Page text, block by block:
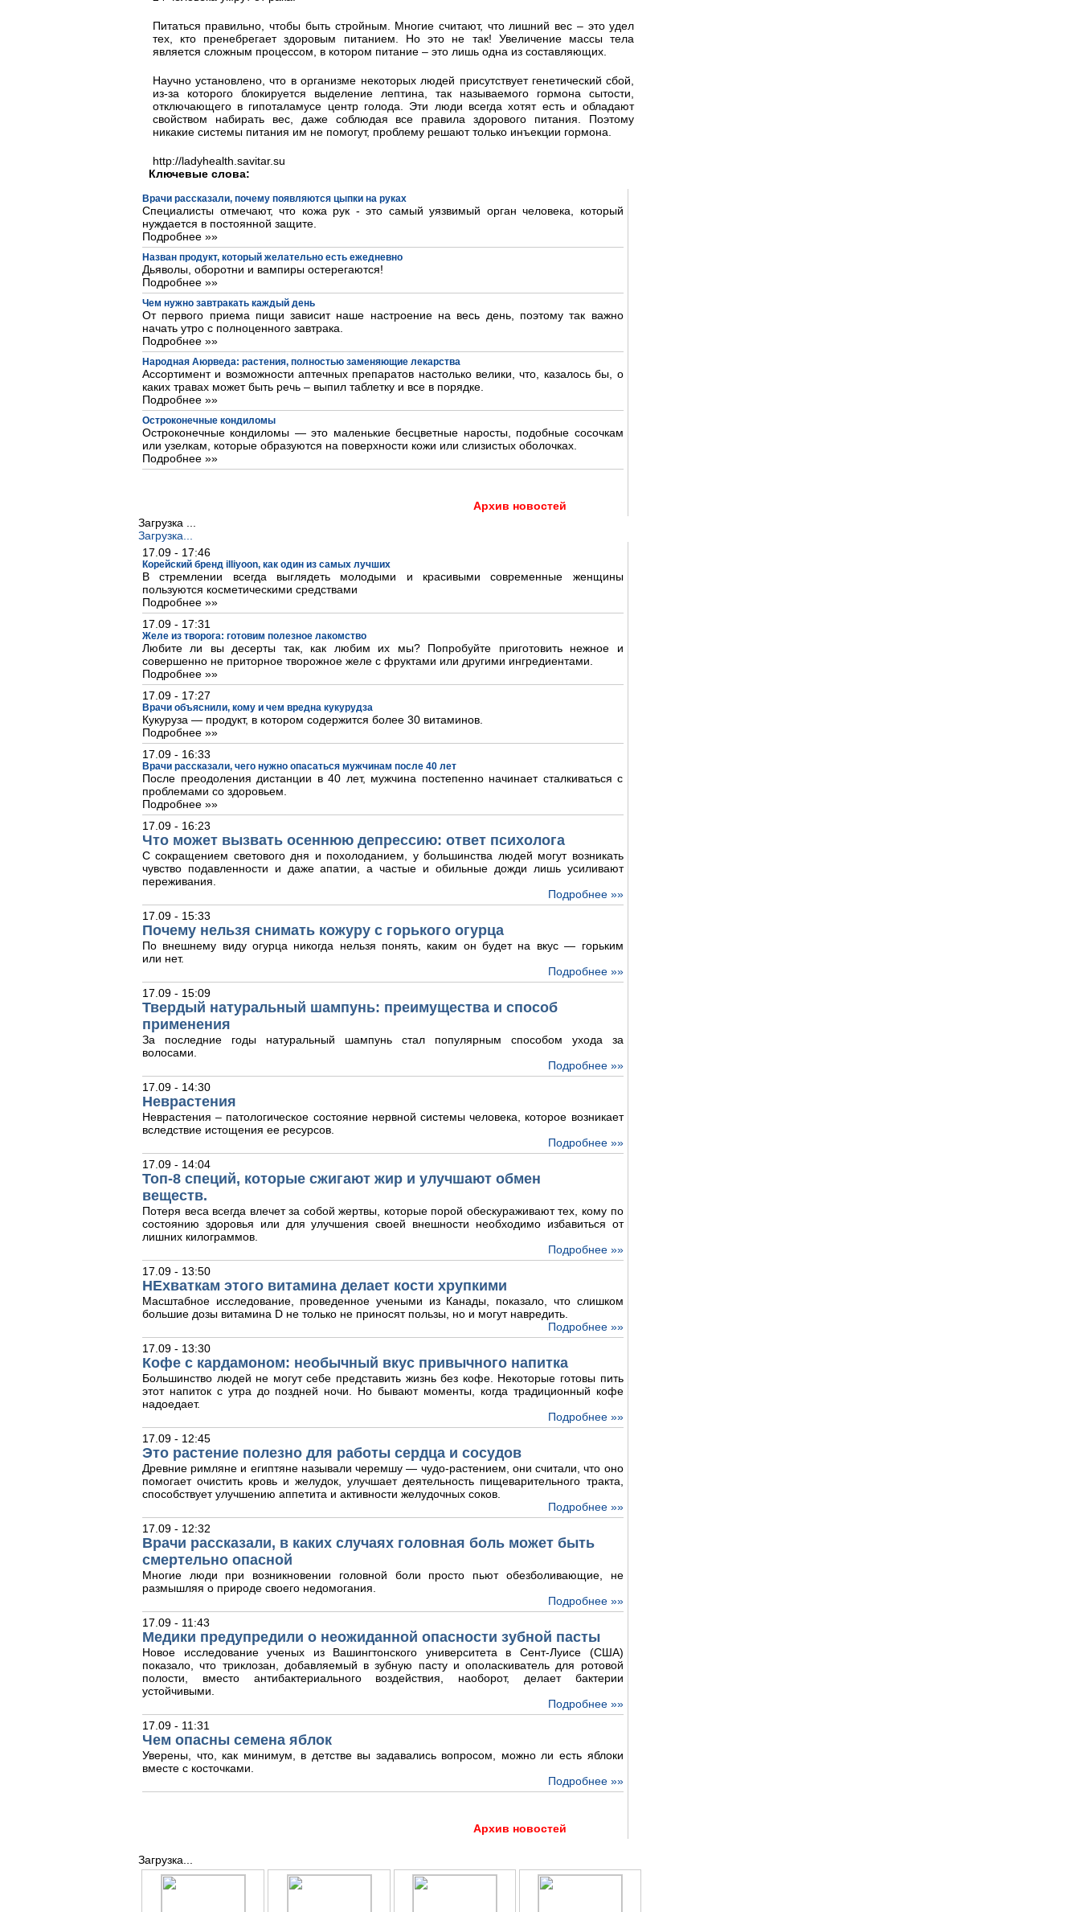
Питаться правильно, чтобы быть стройным. Многие считают, что лишний вес – это удел
тех, кто пренебрегает здоровым питанием. Но это не так! Увеличение массы тела
является сложным процессом, в котором питание – это лишь одна из составляющих.
Научно установлено, что в организме некоторых людей присутствует генетический сбой,
из-за которого блокируется выделение лептина, так называемого гормона сытости,
отключающего в гипоталамусе центр голода. Эти люди всегда хотят есть и обладают
свойством набирать вес, даже соблюдая все правила здорового питания. Поэтому
никакие системы питания им не помогут, проблему решают только инъекции гормона.
http://ladyhealth.savitar.su
Ключевые слова:
Врачи рассказали, почему появляются цыпки на руках
Специалисты отмечают, что кожа рук - это самый уязвимый орган человека, который
нуждается в постоянной защите.
Подробнее »»
Назван продукт, который желательно есть ежедневно
Дьяволы, оборотни и вампиры остерегаются!
Подробнее »»
Чем нужно завтракать каждый день
От первого приема пищи зависит наше настроение на весь день, поэтому так важно
начать утро с полноценного завтрака.
Подробнее »»
Народная Аюрведа: растения, полностью заменяющие лекарства
Ассортимент и возможности аптечных препаратов настолько велики, что, казалось бы, о
каких травах может быть речь – выпил таблетку и все в порядке.
Подробнее »»
Остроконечные кондиломы
Остроконечные кондиломы — это маленькие бесцветные наросты, подобные сосочкам
или узелкам, которые образуются на поверхности кожи или слизистых оболочках.
Подробнее »»
Архив новостей
Загрузка ...
Загрузка...
17.09 - 17:46
Корейский бренд illiyoon, как один из самых лучших
В стремлении всегда выглядеть молодыми и красивыми современные женщины
пользуются косметическими средствами
Подробнее »»
17.09 - 17:31
Желе из творога: готовим полезное лакомство
Любите ли вы десерты так, как любим их мы? Попробуйте приготовить нежное и
совершенно не приторное творожное желе с фруктами или другими ингредиентами.
Подробнее »»
17.09 - 17:27
Врачи объяснили, кому и чем вредна кукурудза
Кукуруза — продукт, в котором содержится более 30 витаминов.
Подробнее »»
17.09 - 16:33
Врачи рассказали, чего нужно опасаться мужчинам после 40 лет
После преодоления дистанции в 40 лет, мужчина постепенно начинает сталкиваться с
проблемами со здоровьем.
Подробнее »»
17.09 - 16:23
Что может вызвать осеннюю депрессию: ответ психолога
С сокращением светового дня и похолоданием, у большинства людей могут возникать
чувство подавленности и даже апатии, а частые и обильные дожди лишь усиливают
переживания.
Подробнее »»
17.09 - 15:33
Почему нельзя снимать кожуру с горького огурца
По внешнему виду огурца никогда нельзя понять, каким он будет на вкус — горьким
или нет.
Подробнее »»
17.09 - 15:09
Твердый натуральный шампунь: преимущества и способ
применения
За последние годы натуральный шампунь стал популярным способом ухода за
волосами.
Подробнее »»
17.09 - 14:30
Неврастения
Неврастения – патологическое состояние нервной системы человека, которое возникает
вследствие истощения ее ресурсов.
Подробнее »»
17.09 - 14:04
Топ-8 специй, которые сжигают жир и улучшают обмен
веществ.
Потеря веса всегда влечет за собой жертвы, которые порой обескураживают тех, кому по
состоянию здоровья или для улучшения своей внешности необходимо избавиться от
лишних килограммов.
Подробнее »»
17.09 - 13:50
НЕхваткам этого витамина делает кости хрупкими
Масштабное исследование, проведенное учеными из Канады, показало, что слишком
большие дозы витамина D не только не приносят пользы, но и могут навредить.
Подробнее »»
17.09 - 13:30
Кофе с кардамоном: необычный вкус привычного напитка
Большинство людей не могут себе представить жизнь без кофе. Некоторые готовы пить
этот напиток с утра до поздней ночи. Но бывают моменты, когда традиционный кофе
надоедает.
Подробнее »»
17.09 - 12:45
Это растение полезно для работы сердца и сосудов
Древние римляне и египтяне называли черемшу — чудо-растением, они считали, что оно
помогает очистить кровь и желудок, улучшает деятельность пищеварительного тракта,
способствует улучшению аппетита и активности желудочных соков.
Подробнее »»
17.09 - 12:32
Врачи рассказали, в каких случаях головная боль может быть
смертельно опасной
Многие люди при возникновении головной боли просто пьют обезболивающие, не
размышляя о природе своего недомогания.
Подробнее »»
17.09 - 11:43
Медики предупредили о неожиданной опасности зубной пасты
Новое исследование ученых из Вашингтонского университета в Сент-Луисе (США)
показало, что триклозан, добавляемый в зубную пасту и ополаскиватель для ротовой
полости, вместо антибактериального воздействия, наоборот, делает бактерии
устойчивыми.
Подробнее »»
17.09 - 11:31
Чем опасны семена яблок
Уверены, что, как минимум, в детстве вы задавались вопросом, можно ли есть яблоки
вместе с косточками.
Подробнее »»
Архив новостей
Загрузка...